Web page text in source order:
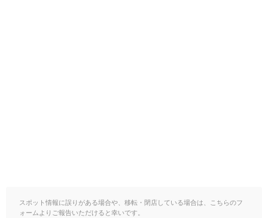
スポット情報に誤りがある場合や、移転・閉店している場合は、こちらのフ
ォームよりご報告いただけると幸いです。